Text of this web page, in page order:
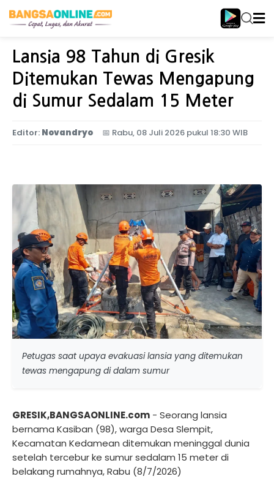
Home Jawa Timur
Lansia 98 Tahun di Gresik
Ditemukan Tewas Mengapung
di Sumur Sedalam 15 Meter
Editor: Novandryo 📅 Rabu, 08 Juli 2026 pukul 18:30 WIB
Petugas saat upaya evakuasi lansia yang ditemukan
tewas mengapung di dalam sumur
GRESIK,BANGSAONLINE.com - Seorang lansia
bernama Kasiban (98), warga Desa Slempit,
Kecamatan Kedamean ditemukan meninggal dunia
setelah tercebur ke sumur sedalam 15 meter di
belakang rumahnya, Rabu (8/7/2026)